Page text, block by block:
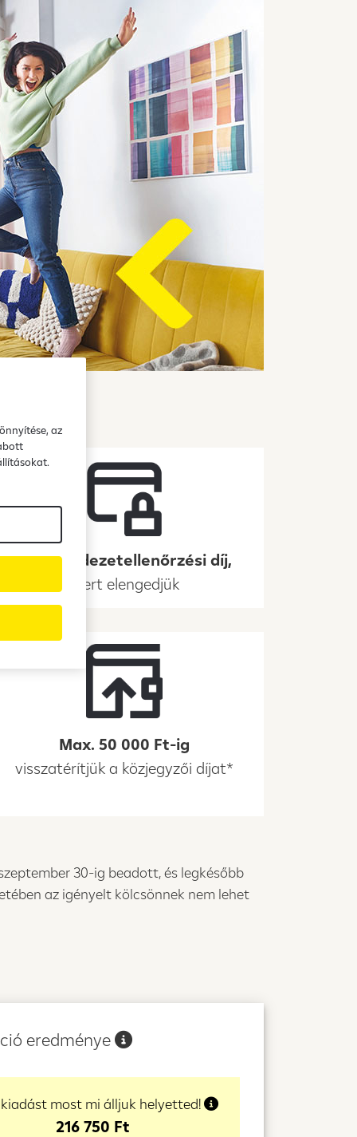
0 Ft a fedezetellenőrzési díj,
mert elengedjük
Max. 50 000 Ft-ig
visszatérítjük a közjegyzői díjat*
30-ig beadott, és legkésőbb
az igényelt kölcsönnek nem lehet
eredménye
kiadást most mi álljuk helyetted!
216 750 Ft
az